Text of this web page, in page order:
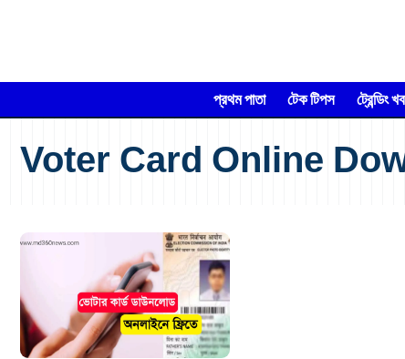
প্রথম পাতা টেক টিপস ট্রেন্ডিং
Voter Card Online